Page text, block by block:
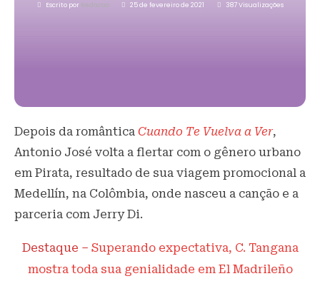
Escrito por Redacao 25 de fevereiro de 2021 387Visualizações
Depois da romântica Cuando Te Vuelva a Ver,
Antonio José volta a flertar com o gênero urbano
em Pirata, resultado de sua viagem promocional a
Medellín, na Colômbia, onde nasceu a canção e a
parceria com Jerry Di.
Destaque – Superando expectativa, C. Tangana
mostra toda sua genialidade em El Madrileño